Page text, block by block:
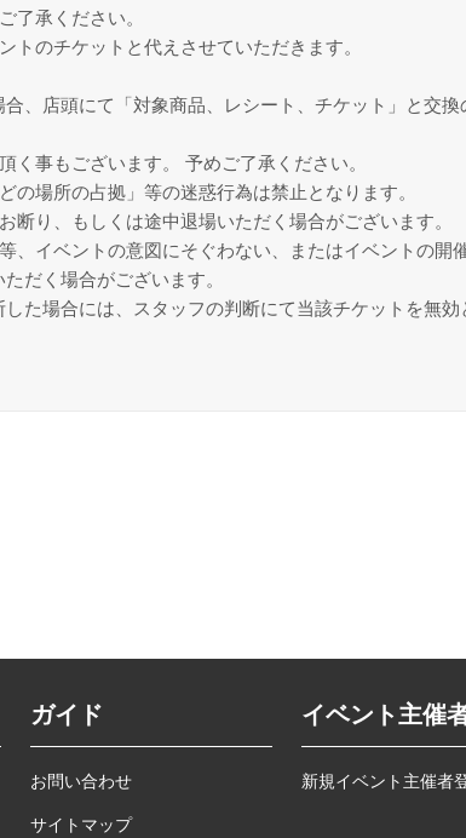
了承ください。
のチケットと代えさせていただきます。
、店頭にて「対象商品、レシート、チケット」と交換
事もございます。 予めご了承ください。
場所の占拠」等の迷惑行為は禁止となります。
り、もしくは途中退場いただく場合がございます。
、イベントの意図にそぐわない、またはイベントの開
だく場合がございます。
た場合には、スタッフの判断にて当該チケットを無
ガイド
お問い合わせ
サイトマップ
イベント主催
新規イベント主催者